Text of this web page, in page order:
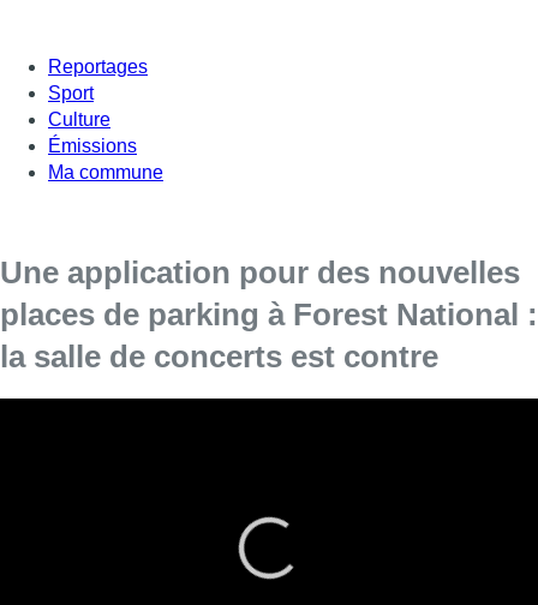
Reportages
Sport
Culture
Émissions
Ma commune
Une application pour des nouvelles
places de parking à Forest National :
la salle de concerts est contre
places de parking dans le quartier grâce à un accord avec
un supermarché. Mais l’idée ne plaît pas aux responsables